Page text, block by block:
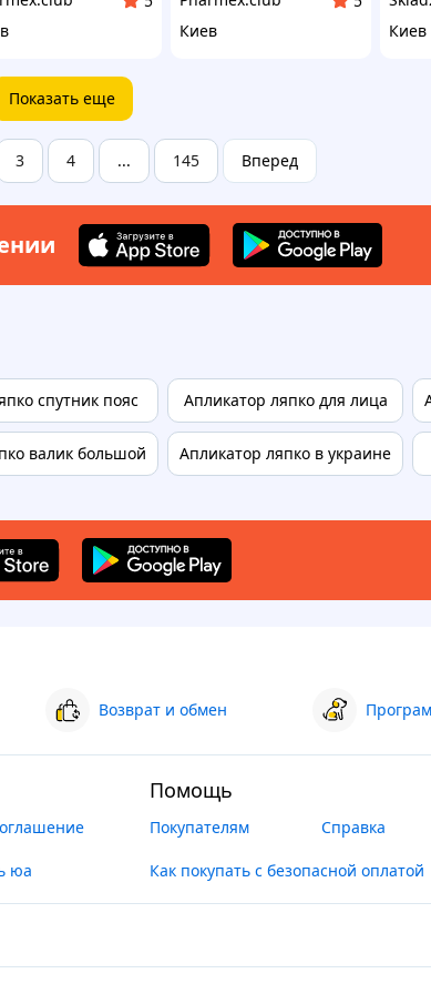
Киев
Киев
Показать еще
3 4 ... 145 Вперед
спутник пояс
валик большой
Апликатор ляпко для лица
Апликатор ляпко в украине
Возврат и обмен
юа
Помощь
Покупателям Справка
Как покупать с безопасной оплатой